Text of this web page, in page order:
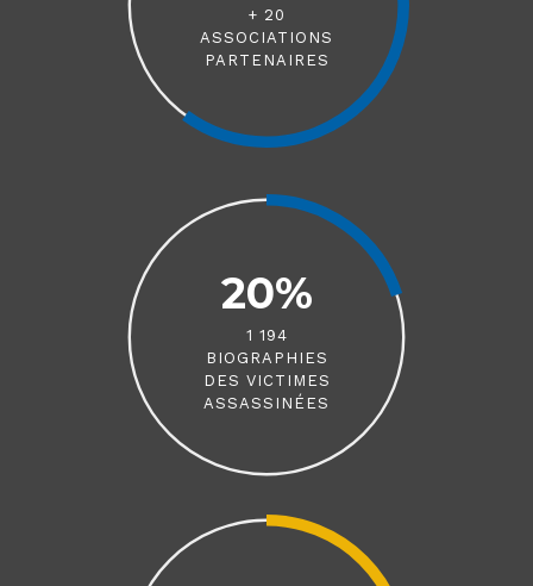
+ 20
ASSOCIATIONS
PARTENAIRES
20%
1 194
BIOGRAPHIES
DES VICTIMES
ASSASSINÉES